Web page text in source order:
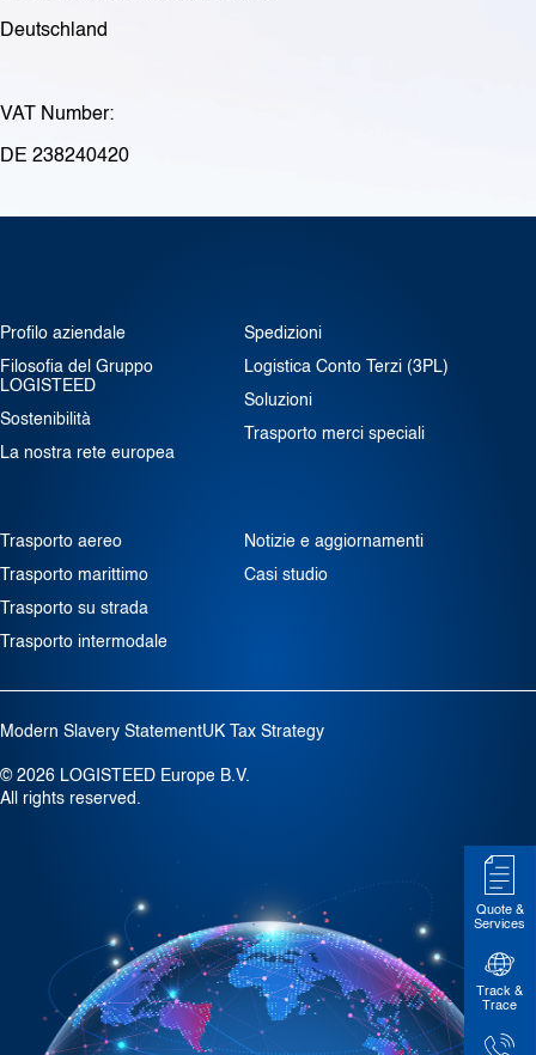
Deutschland
VAT Number:
DE 238240420
Profilo aziendale
Filosofia del Gruppo
LOGISTEED
Sostenibilità
La nostra rete europea
Spedizioni
Logistica Conto Terzi (3PL)
Soluzioni
Trasporto merci speciali
Trasporto aereo
Trasporto marittimo
Trasporto su strada
Trasporto intermodale
Notizie e aggiornamenti
Casi studio
© 2026 LOGISTEED Europe B.V.
All rights reserved.
Modern Slavery StatementUK Tax Strategy
Quote &
Services
Track &
Trace